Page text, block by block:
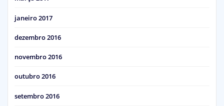
janeiro 2017
dezembro 2016
novembro 2016
outubro 2016
setembro 2016